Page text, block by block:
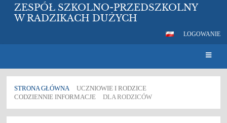
ZESPÓŁ SZKOLNO-PRZEDSZKOLNY
W RADZIKACH DUŻYCH
LOGOWANIE
STRONA GŁÓWNA
UCZNIOWIE I RODZICE
CODZIENNIE INFORMACJE
DLA RODZICÓW